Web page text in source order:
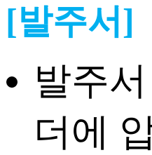
[발주서]
발주
더에